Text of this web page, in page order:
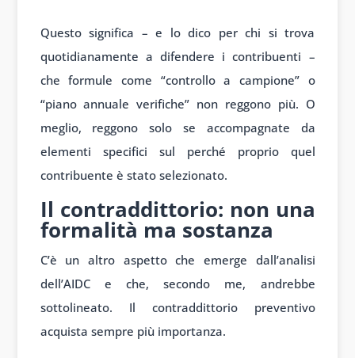
Questo significa – e lo dico per chi si trova
quotidianamente a difendere i contribuenti –
che formule come “controllo a campione” o
“piano annuale verifiche” non reggono più. O
meglio, reggono solo se accompagnate da
elementi specifici sul perché proprio quel
contribuente è stato selezionato.
Il contraddittorio: non una
formalità ma sostanza
C’è un altro aspetto che emerge dall’analisi
dell’AIDC e che, secondo me, andrebbe
sottolineato. Il contraddittorio preventivo
acquista sempre più importanza.